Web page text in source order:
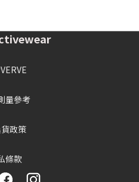
量參考
政策
條款